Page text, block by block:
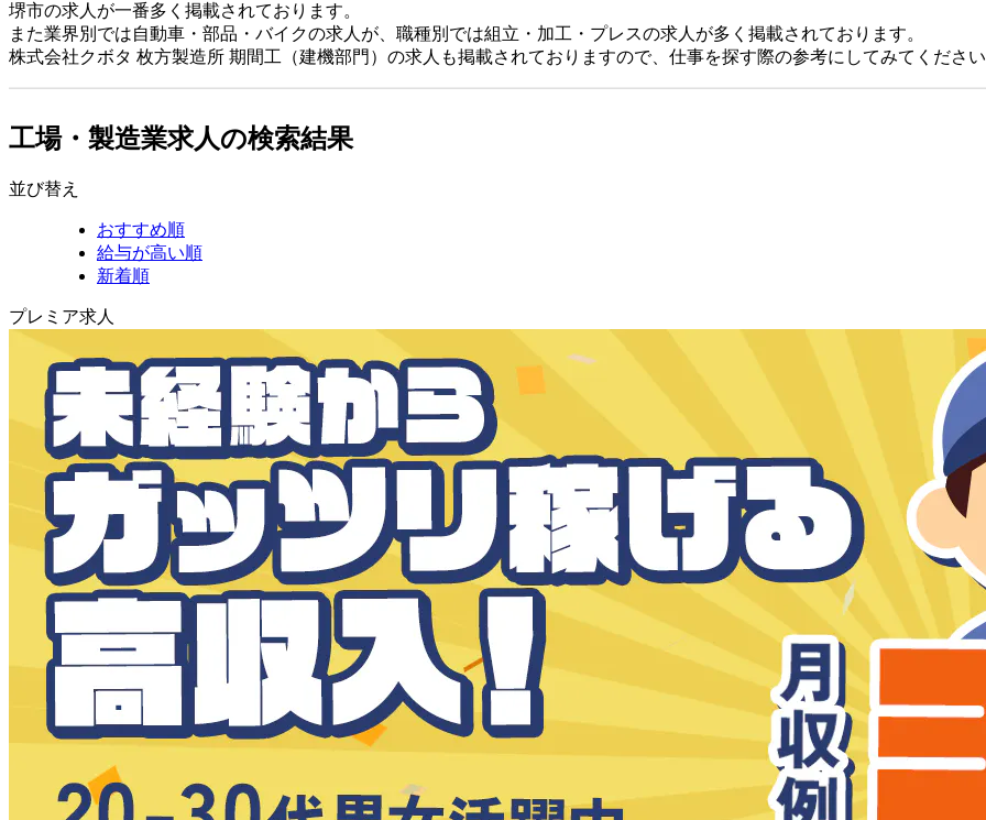
堺市の求人が一番多く掲載されております。
また業界別では自動車・部品・バイクの求人が、職種別では組立・加工・プレスの求人が多く掲載されております。
株式会社クボタ 枚方製造所 期間工（建機部門）の求人も掲載されておりますので、仕事を探す際の参考にしてみてくださ
工場・製造業求人の検索結果
並び替え
おすすめ順
給与が高い順
新着順
プレミア求人